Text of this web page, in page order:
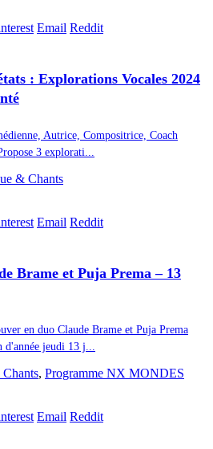
Email Reddit
: Explorations Vocales 2024
Autrice, Compositrice, Coach
3 explorati...
& Chants
Email Reddit
Brame et Puja Prema – 13
en duo Claude Brame et Puja Prema
jeudi 13 j...
, Programme NX MONDES
Email Reddit